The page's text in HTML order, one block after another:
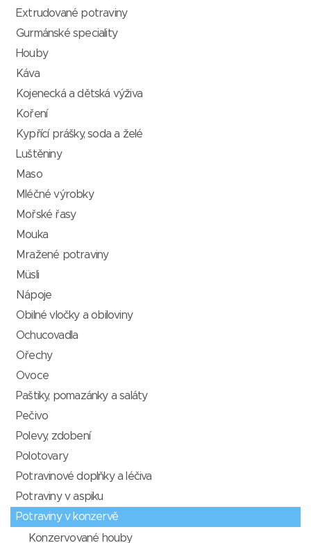
Extrudované potraviny
Gurmánské speciality
Houby
Káva
Kojenecká a dětská výživa
Koření
Kypřící prášky, soda a želé
Luštěniny
Maso
Mléčné výrobky
Mořské řasy
Mouka
Mražené potraviny
Müsli
Nápoje
Obilné vločky a obiloviny
Ochucovadla
Ořechy
Ovoce
Paštiky, pomazánky a saláty
Pečivo
Polevy, zdobení
Polotovary
Potravinové doplňky a léčiva
Potraviny v aspiku
Potraviny v konzervě
Konzervované houby